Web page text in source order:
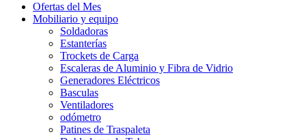
Ofertas del Mes
Mobiliario y equipo
Soldadoras
Estanterías
Trockets de Carga
Escaleras de Aluminio y Fibra de Vidrio
Generadores Eléctricos
Basculas
Ventiladores
odómetro
Patines de Traspaleta